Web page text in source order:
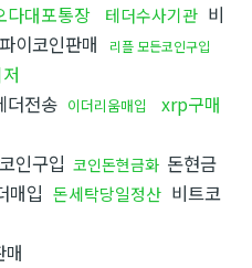
다대포통장 테더수사기관 비
파이코인판매 리플 모든코인구입
더전송 이더리움매입
xrp구매
인구입 코인돈현금화 돈현금
매입 돈세탁당일정산 비트코
매